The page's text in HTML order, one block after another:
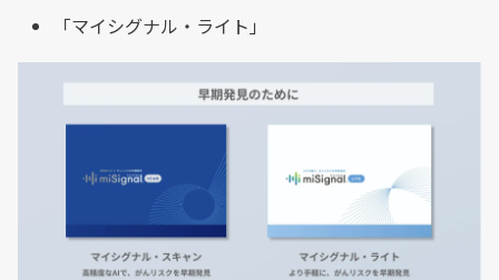
「マイシグナル・ライト」